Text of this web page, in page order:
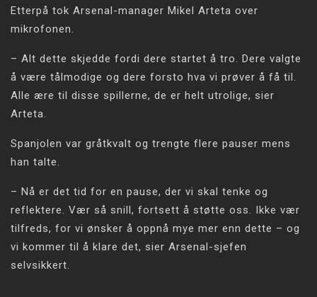
Etterpå tok Arsenal-manager Mikel Arteta over
mikrofonen.
– Alt dette skjedde fordi dere startet å tro. Dere valgte
å være tålmodige og dere forsto hva vi prøver å få til.
Alle ære til disse spillerne, de er helt utrolige, sier
Arteta.
Spanjolen var gråtkvalt og trengte flere pauser mens
han talte.
– Nå er det tid for en pause, der vi skal tenke og
reflektere. Vær så snill, fortsett å støtte oss. Ikke vær
tilfreds, for vi ønsker å oppnå mye mer enn dette – og
vi kommer til å klare det, sier Arsenal-sjefen
selvsikkert.